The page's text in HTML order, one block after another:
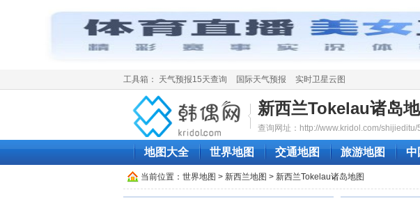
工具箱： 天气预报15天查询 国际天气预报 实时卫星云图
新西兰Tokelau诸岛
查询网址：http://www.kridol.com/shijieditu/
地图大全 世界地图 交通地图 旅游地图 中
当前位置： 世界地图 > 新西兰地图 > 新西兰Tokelau诸岛地图